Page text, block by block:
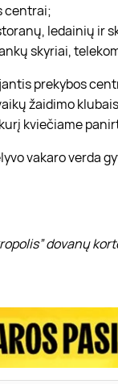
centrai;
ledainių ir
skyriai,
prekybos
žaidimo
kviečiame
vakaro verda
dovanų